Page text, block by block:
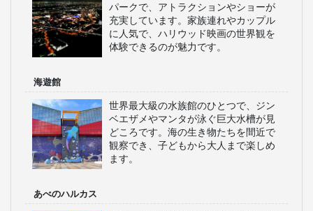
パークで、アトラクションやショーが
充実しています。家族連れやカップル
に人気で、ハリウッド映画の世界観を
体験できるのが魅力です。
海遊館
世界最大級の水族館のひとつで、ジン
ベエザメやマンタが泳ぐ巨大水槽が見
どころです。海の生き物たちを間近で
観察でき、子どもから大人まで楽しめ
ます。
あべのハルカス